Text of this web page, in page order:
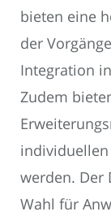
bieten eine
der
Integration
Zudem
werden. Der
Wahl für